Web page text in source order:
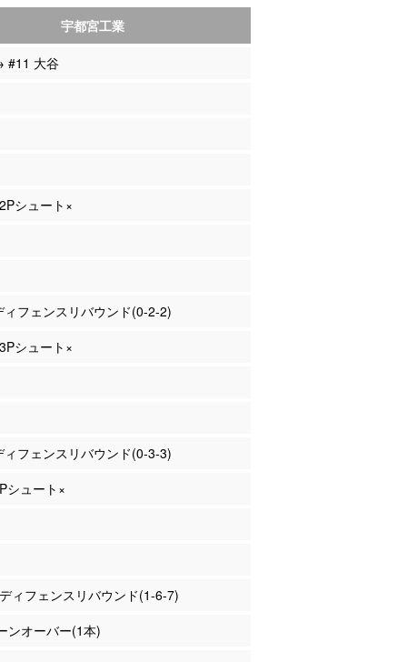
宇都宮工業
#11 大谷
シュート×
ィフェンスリバウンド(0-2-2)
シュート×
ィフェンスリバウンド(0-3-3)
シュート×
ィフェンスリバウンド(1-6-7)
ンオーバー(1本)